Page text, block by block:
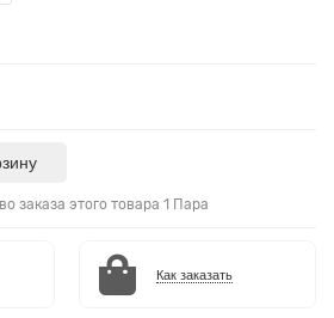
заказа этого товара 1 Пара
Как заказать